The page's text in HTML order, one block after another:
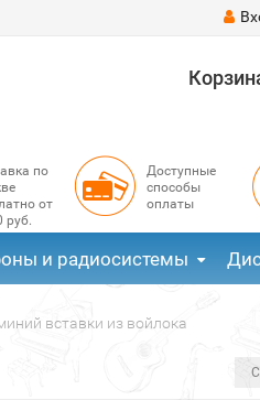
по
от
руб.
Доступные
способы
оплаты
и радиосистемы
вставки из войлока